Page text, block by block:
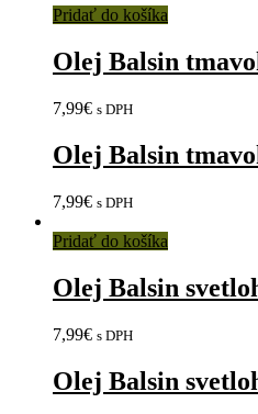
Pridať do košíka
Olej Balsin
7,99€ s DPH
Olej Balsin
7,99€ s DPH
Pridať do košíka
Olej Balsin
7,99€ s DPH
Olej Balsin